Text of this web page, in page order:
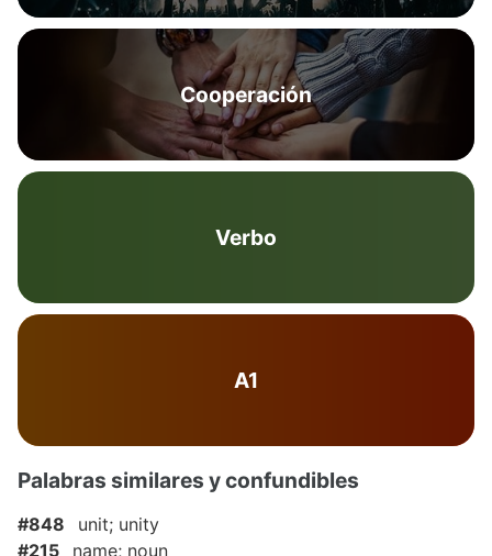
Cooperación
Verbo
A1
Palabras similares y confundibles
#848
unit; unity
#215
name; noun